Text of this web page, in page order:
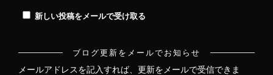
新しい投稿をメールで受け取る
ブログ更新をメールでお知らせ
メールアドレスを記入すれば、更新をメールで受信できま